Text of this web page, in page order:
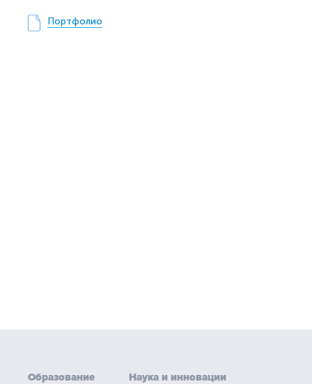
Портфолио
Образование Наука и инновации